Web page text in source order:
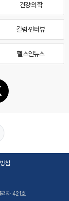
건강·의학
칼럼·인터뷰
헬스인뉴스
침
라자 421호